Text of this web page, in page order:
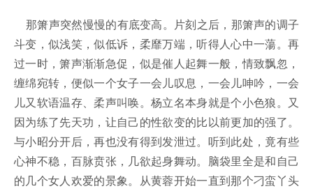
那箫声突然慢慢的有底变高。片刻之后，那箫声的调子
斗变，似浅笑，似低诉，柔靡万端，听得人心中一蕩。再
过一时，箫声渐渐急促，似是催人起舞一般，情致飘忽，
缠绵宛转，便似一个女子一会儿叹息，一会儿呻吟，一会
儿又软语温存、柔声叫唤。杨立名本身就是个小色狼。又
因为练了先天功，让自己的性欲变的比以前更加的强了。
与小昭分开后，再也没有得到发泄过。听到此处，竟有些
心神不稳，百脉贲张，几欲起身舞动。脑袋里全是和自己
的几个女人欢爱的景象。从黄蓉开始一直到那个刁蛮丫头